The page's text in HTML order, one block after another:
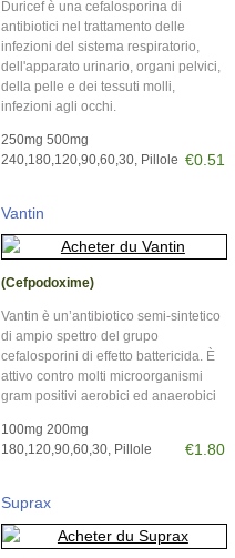
Duricef è una cefalosporina di
antibiotici nel trattamento delle
infezioni del sistema respiratorio,
dell'apparato urinario, organi pelvici,
della pelle e dei tessuti molli,
infezioni agli occhi.
250mg 500mg
240,180,120,90,60,30, Pillole €0.51
Vantin
(Cefpodoxime)
Vantin è un’antibiotico semi-sintetico
di ampio spettro del grupo
cefalosporini di effetto battericida. È
attivo contro molti microorganismi
gram positivi aerobici ed anaerobici
100mg 200mg
180,120,90,60,30, Pillole
€1.80
Suprax